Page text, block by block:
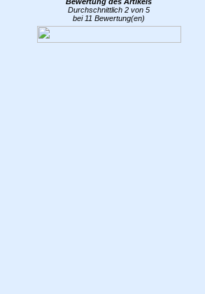
Durchschnittlich 2 von 5
bei 11 Bewertung(en)